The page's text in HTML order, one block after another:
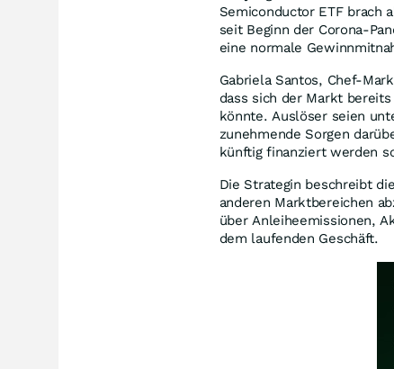
Semiconductor ETF brach
seit Beginn der Corona-
eine normale
Gabriela Santos, Chef-
dass sich der Markt
könnte. Auslöser seien
zunehmende Sorgen
künftig finanziert werden
Die Strategin beschreibt
anderen Marktbereichen
über Anleiheemissionen,
dem laufenden Geschäft.